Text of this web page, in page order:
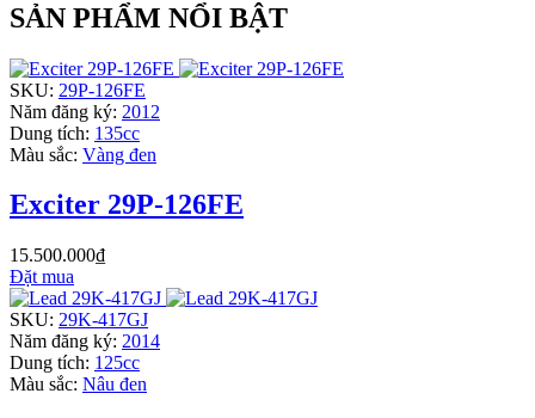
SẢN PHẨM NỔI BẬT
SKU: 29P-126FE
Năm đăng ký: 2012
Dung tích: 135cc
Màu sắc: Vàng đen
Exciter 29P-126FE
15.500.000₫
Đặt mua
SKU: 29K-417GJ
Năm đăng ký: 2014
Dung tích: 125cc
Màu sắc: Nâu đen